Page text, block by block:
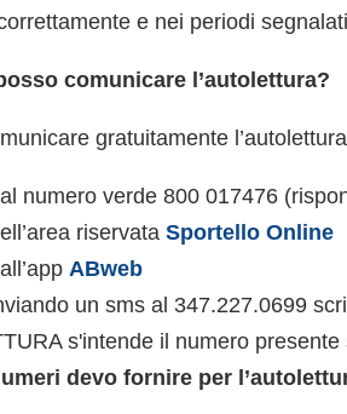
e nei periodi
comunicare l’autolettura?
gratuitamente
verde 800 017476
riservata Sportello Online
ABweb
un sms al 347.227.0699
s'intende il numero
devo fornire per